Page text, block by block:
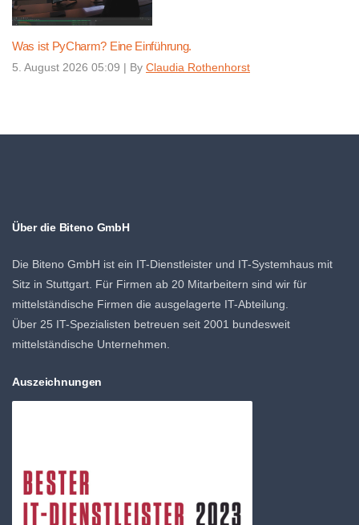
Was ist PyCharm? Eine Einführung.
5. August 2026 05:09 | By Claudia Rothenhorst
Über die Biteno GmbH
Die Biteno GmbH ist ein IT-Dienstleister und IT-Systemhaus mit
Sitz in Stuttgart. Für Firmen ab 20 Mitarbeitern sind wir für
mittelständische Firmen die ausgelagerte IT-Abteilung.
Über 25 IT-Spezialisten betreuen seit 2001 bundesweit
mittelständische Unternehmen.
Auszeichnungen